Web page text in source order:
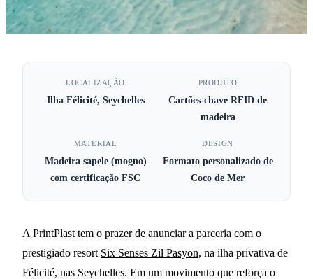
Six Senses Zil Pasyon nas
Seychelles escolhe
quarto de madeira
3 MIN DE LEITURA
LOCALIZAÇÃO
Ilha Félicité, Seychelles
PRODUTO
Cartões-chave RFID de
madeira
MATERIAL
Madeira sapele (mogno)
com certificação FSC
DESIGN
Formato personalizado de
Coco de Mer
A PrintPlast tem o prazer de anunciar a parceria com o
prestigiado resort Six Senses Zil Pasyon, na ilha privativa de
Félicité, nas Seychelles. Em um movimento que reforça o